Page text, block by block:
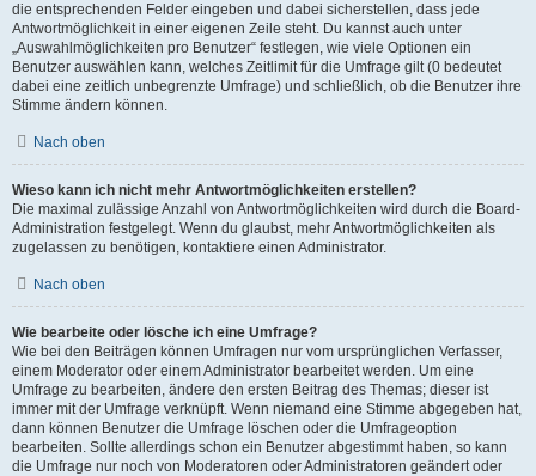
die entsprechenden Felder eingeben und dabei sicherstellen, dass jede
Antwortmöglichkeit in einer eigenen Zeile steht. Du kannst auch unter
„Auswahlmöglichkeiten pro Benutzer“ festlegen, wie viele Optionen ein
Benutzer auswählen kann, welches Zeitlimit für die Umfrage gilt (0 bedeutet
dabei eine zeitlich unbegrenzte Umfrage) und schließlich, ob die Benutzer ihre
Stimme ändern können.
Nach oben
Wieso kann ich nicht mehr Antwortmöglichkeiten erstellen?
Die maximal zulässige Anzahl von Antwortmöglichkeiten wird durch die Board-
Administration festgelegt. Wenn du glaubst, mehr Antwortmöglichkeiten als
zugelassen zu benötigen, kontaktiere einen Administrator.
Nach oben
Wie bearbeite oder lösche ich eine Umfrage?
Wie bei den Beiträgen können Umfragen nur vom ursprünglichen Verfasser,
einem Moderator oder einem Administrator bearbeitet werden. Um eine
Umfrage zu bearbeiten, ändere den ersten Beitrag des Themas; dieser ist
immer mit der Umfrage verknüpft. Wenn niemand eine Stimme abgegeben hat,
dann können Benutzer die Umfrage löschen oder die Umfrageoption
bearbeiten. Sollte allerdings schon ein Benutzer abgestimmt haben, so kann
die Umfrage nur noch von Moderatoren oder Administratoren geändert oder